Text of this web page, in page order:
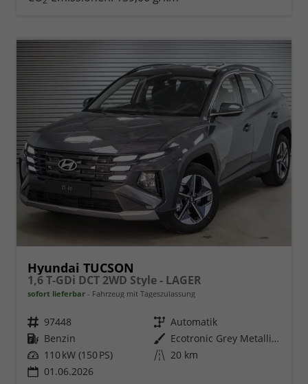
Hyundai TUCSON
1,6 T-GDi DCT 2WD Style - LAGER
sofort lieferbar Fahrzeug mit Tageszulassung
Fahrzeugnr. 97448 Getriebe Automatik
Kraftstoff Benzin Außenfarbe
Ecotronic Grey Metallic ()
Leistung 110 kW (150 PS) Kilometerstand 20 km
01.06.2026